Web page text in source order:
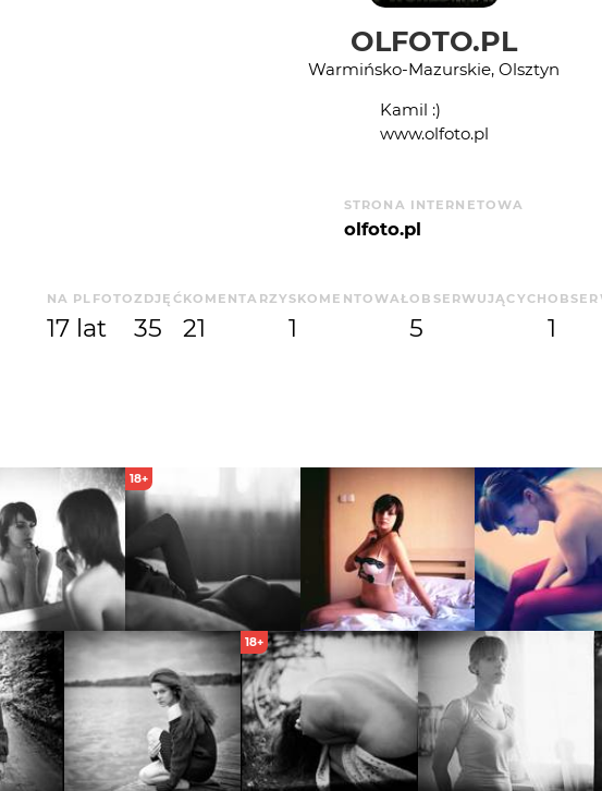
OLFOTO.PL
Warmińsko-Mazurskie, Olsztyn
Kamil :)
www.olfoto.pl
STRONA INTERNETOWA
olfoto.pl
NA PLFOTO
17 lat
ZDJĘĆ
35
KOMENTARZY
21
SKOMENTOWAŁ
1
OBSERWUJĄCYCH
5 1
18+
18+